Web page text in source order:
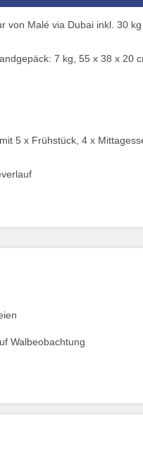
von Malé via Dubai inkl. 30 kg
7 kg, 55 x 38 x 20
5 x Frühstück, 4 x
Walbeobachtung